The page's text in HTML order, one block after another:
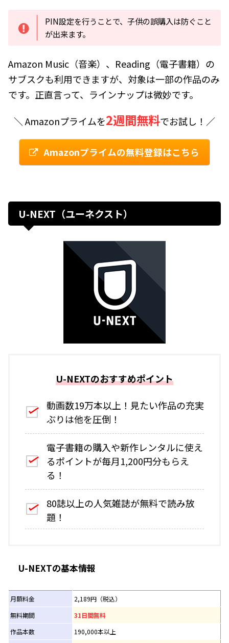
PIN設定を行うことで、子供の誤購入は防ぐこと
が出来ます。
Amazon Music（音楽）、Reading（電子書籍）の
サブスクも利用できますが、対象は一部の作品のみ
です。正直言って、ラインナップは微妙です。
＼ Amazonプライムを2週間無料でお試し！／
Amazonプライムの無料登録はこちら
U-NEXT（ユーネクスト）
U-NEXTのおすすめポイント
動画数19万本以上！見たい作品の充実
ぶりは他を圧倒！
電子書籍の購入や新作レンタルに使え
るポイントが毎月1,200円分もらえ
る！
80誌以上の人気雑誌が無料で読み放
題！
U-NEXTの基本情報
月額料金
2,189円（税込）
無料期間
31日間無料
作品本数
190,000本以上